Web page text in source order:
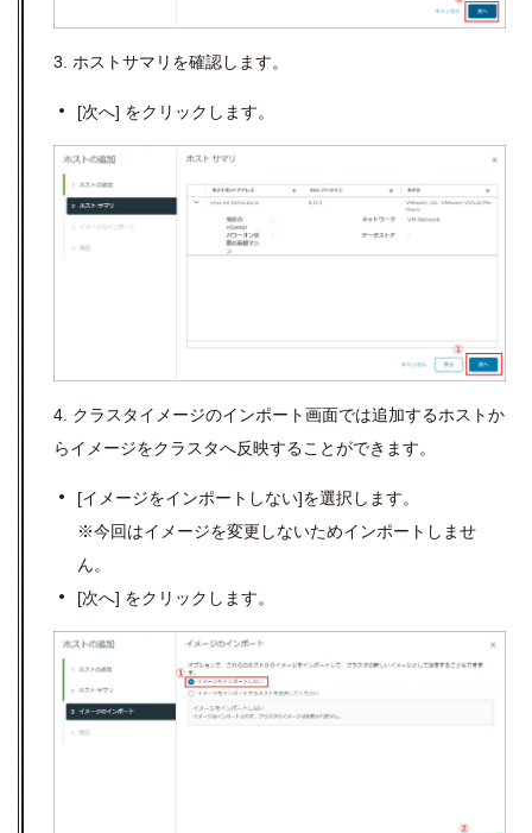
3. ホストサマリを確認します。
[次へ] をクリックします。
4. クラスタイメージのインポート画面では追加するホストか
らイメージをクラスタへ反映することができます。
[イメージをインポートしない]を選択します。
※今回はイメージを変更しないためインポートしませ
ん。
[次へ] をクリックします。